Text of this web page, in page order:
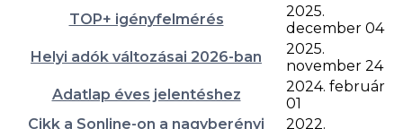
TOP+ igényfelmérés
2025.
december 04
Helyi adók változásai 2026-ban
2025.
november 24
Adatlap éves jelentéshez
2024. február
01
Cikk a Sonline-on a nagyberényi
2022.